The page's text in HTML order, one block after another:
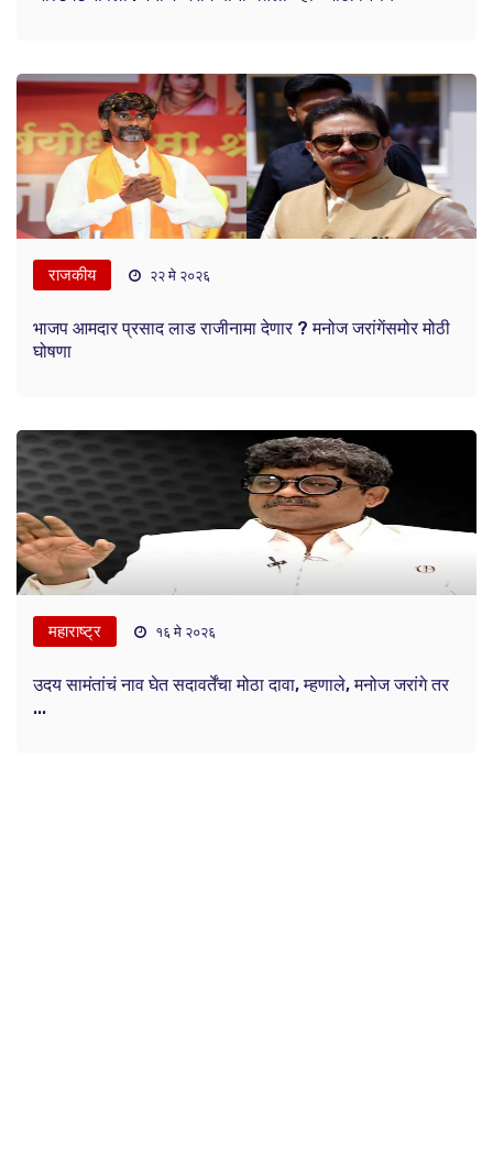
राजकीय २२ मे २०२६
भाजप आमदार प्रसाद लाड राजीनामा देणार ? मनोज जरांगेंसमोर मोठी
घोषणा
महाराष्ट्र १६ मे २०२६
उदय सामंतांचं नाव घेत सदावर्तेंचा मोठा दावा, म्हणाले, मनोज जरांगे तर
...